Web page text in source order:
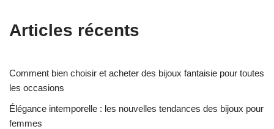
Articles récents
Comment bien choisir et acheter des bijoux fantaisie pour toutes
les occasions
Élégance intemporelle : les nouvelles tendances des bijoux pour
femmes